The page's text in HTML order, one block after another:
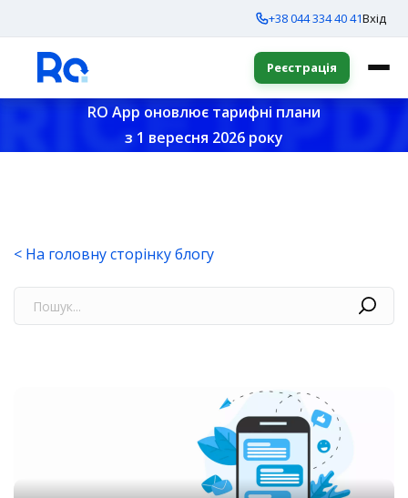
+38 044 334 40 41Вхід
Реєстрація
RO App оновлює тарифні плани
з 1 вересня 2026 року
< На головну сторінку блогу